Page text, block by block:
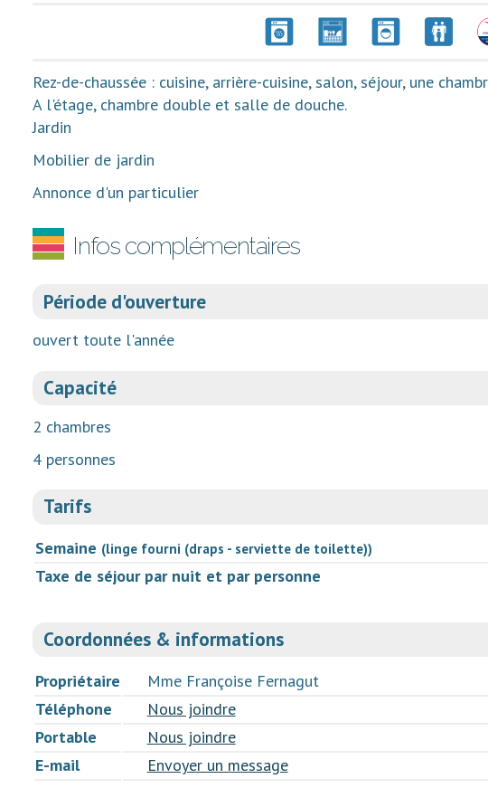
Rez-de-chaussée : cuisine, arrière-cuisine, salon, séjour, une
A l'étage, chambre double et salle de douche.
Jardin
Mobilier de jardin
Annonce d'un particulier
Infos complémentaires
Période d'ouverture
ouvert toute l'année
Capacité
2 chambres
4 personnes
Tarifs
Semaine (linge fourni (draps - serviette de toilette))
Taxe de séjour par nuit et par personne
Coordonnées & informations
Propriétaire
Mme Françoise Fernagut
Téléphone
Nous joindre
Portable
Nous joindre
E-mail
Envoyer un message